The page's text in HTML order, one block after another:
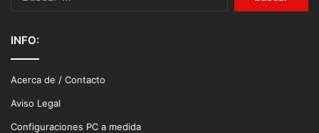
INFO:
Acerca de / Contacto
Aviso Legal
Configuraciones PC a medida